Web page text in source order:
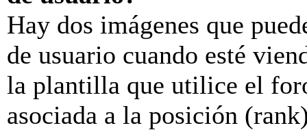
Hay dos imágenes que
de usuario cuando esté
la plantilla que utilice el
asociada a la posición